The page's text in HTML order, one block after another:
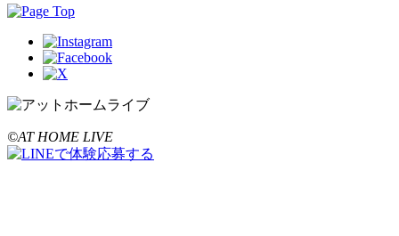
©AT HOME LIVE